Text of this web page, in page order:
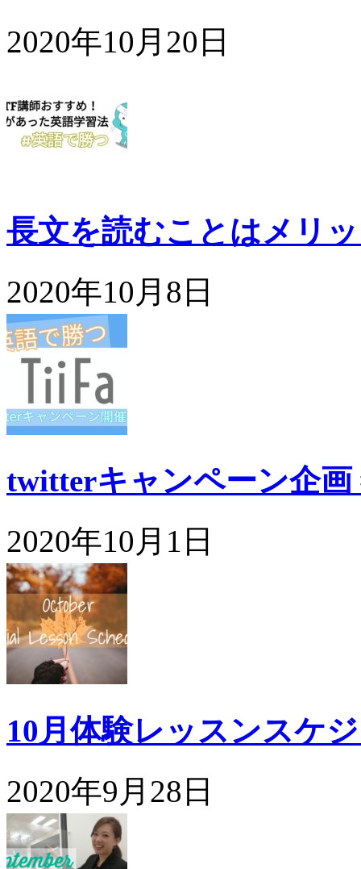
2020年10月20日
長文を読むことはメリ
2020年10月8日
twitterキャンペーン企画
2020年10月1日
10月体験レッスンスケ
2020年9月28日